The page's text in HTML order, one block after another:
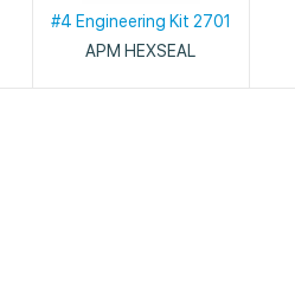
#4 Engineering Kit 2701
APM HEXSEAL